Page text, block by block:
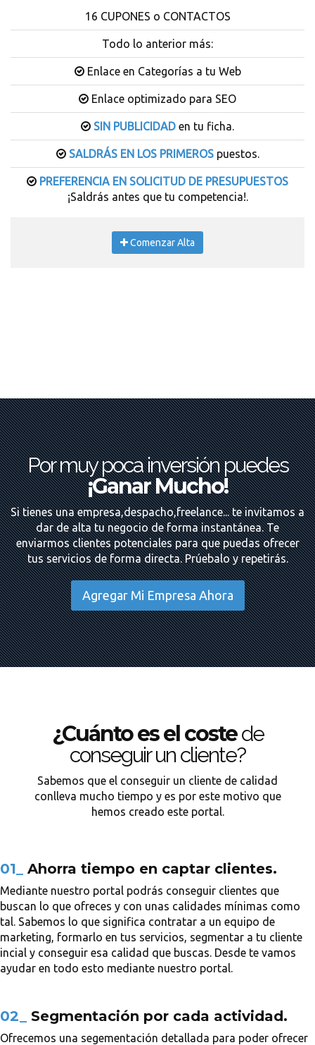
16 CUPONES o CONTACTOS
Todo lo anterior más:
Enlace en Categorías a tu Web
Enlace optimizado para SEO
SIN PUBLICIDAD en tu ficha.
SALDRÁS EN LOS PRIMEROSpuestos.
PREFERENCIA EN SOLICITUD DE PRESUPUESTOS
¡Saldrás antes que tu competencia!.
Comenzar Alta
Por muy poca inversión puedes
¡Ganar Mucho!
Si tienes una empresa,despacho,freelance... te invitamos a
dar de alta tu negocio de forma instantánea. Te
enviarmos clientes potenciales para que puedas ofrecer
tus servicios de forma directa. Prúebalo y repetirás.
Agregar Mi Empresa Ahora
¿Cuánto es el costede
conseguir un cliente?
Sabemos que el conseguir un cliente de calidad
conlleva mucho tiempo y es por este motivo que
hemos creado este portal.
01_ Ahorra tiempo en captar clientes.
Mediante nuestro portal podrás conseguir clientes que
buscan lo que ofreces y con unas calidades mínimas como
tal. Sabemos lo que significa contratar a un equipo de
marketing, formarlo en tus servicios, segmentar a tu cliente
incial y conseguir esa calidad que buscas. Desde te vamos
ayudar en todo esto mediante nuestro portal.
02_ Segmentación por cada actividad.
Ofrecemos una segementación detallada para poder ofrecer